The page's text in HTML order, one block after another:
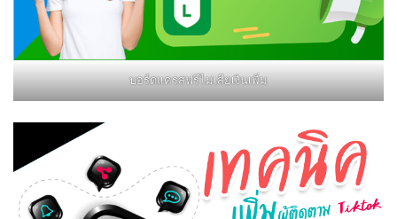
บอร์ดแครสฟรีไม่เสียเงินเพิ่ม